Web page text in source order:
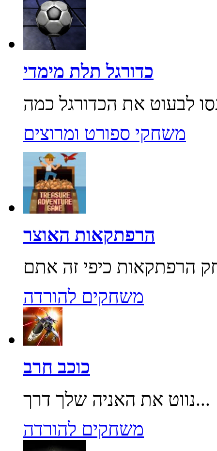
כדורגל תלת מימדי
משחקי ספורט ומרוצים
הרפתקאות האוצר
משחקים להורדה
כוכב חרב
נווט את האניה שלך דרך...
משחקים להורדה